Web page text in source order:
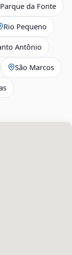
Parque da Fonte
Rio Pequeno
Antônio
São Marcos